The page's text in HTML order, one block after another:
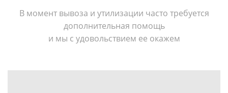
В момент вывоза и утилизации часто требуется
дополнительная помощь
и мы с удовольствием ее окажем